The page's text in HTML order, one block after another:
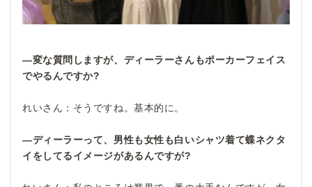
―変な質問しますが、ディーラーさんもポーカーフェイス
でやるんですか?
れいさん：そうですね。基本的に。
―ディーラーって、男性も女性も白いシャツ着て蝶ネクタ
イをしてるイメージがあるんですが?